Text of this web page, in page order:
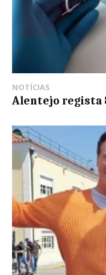
NOTÍCIAS
Alentejo regista